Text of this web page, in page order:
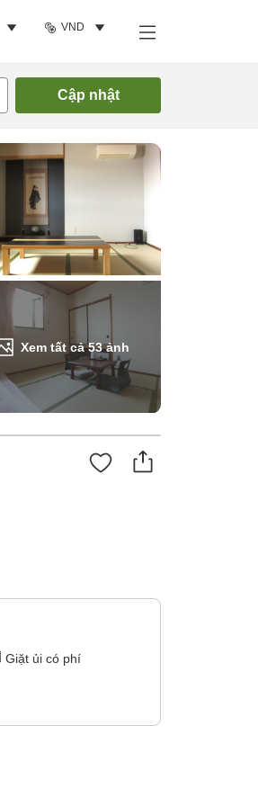
VND
Cập nhật
Xem tất cả53ảnh
Tìm phòng trống
Giặt ủi có phí